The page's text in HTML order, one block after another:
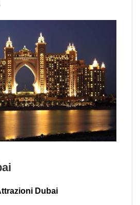
Dubai